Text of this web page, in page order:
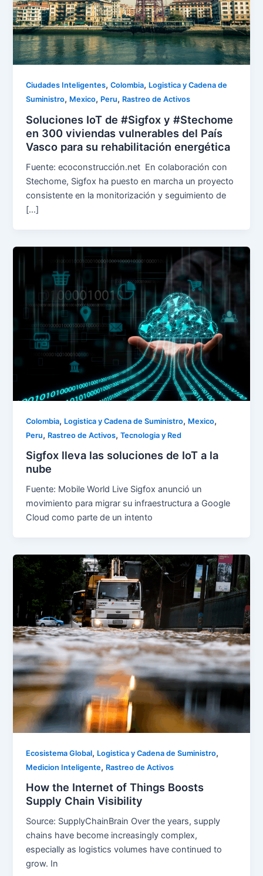
Ciudades Inteligentes,Colombia, Logistica y Cadena de
Suministro, Mexico, Peru, Rastreo de Activos
Soluciones IoT de #Sigfox y #Stechome
en 300 viviendas vulnerables del País
Vasco para su rehabilitación energética
Fuente: ecoconstrucción.net En colaboración con
Stechome, Sigfox ha puesto en marcha un proyecto
consistente en la monitorización y seguimiento de
[…]
Colombia, Logistica y Cadena de Suministro, Mexico,
Peru, Rastreo de Activos,Tecnologia y Red
Sigfox lleva las soluciones de IoT a la
nube
Fuente: Mobile World Live Sigfox anunció un
movimiento para migrar su infraestructura a Google
Cloud como parte de un intento
Ecosistema Global, Logistica y Cadena de Suministro,
Medicion Inteligente, Rastreo de Activos
How the Internet of Things Boosts
Supply Chain Visibility
Source: SupplyChainBrain Over the years, supply
chains have become increasingly complex,
especially as logistics volumes have continued to
grow. In